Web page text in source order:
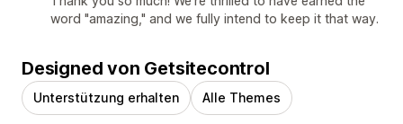
word "amazing," and we fully intend to keep it that way.
Designed von Getsitecontrol
Unterstützung erhalten Alle Themes